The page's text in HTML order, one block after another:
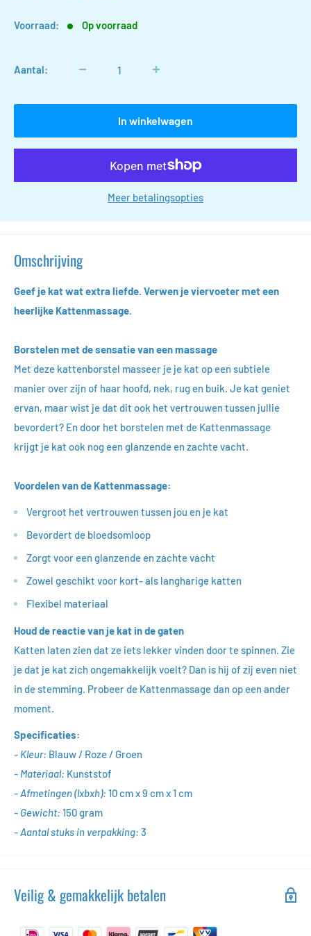
Voorraad: Op voorraad
Aantal:
In winkelwagen
Meer betalingsopties
Omschrijving
Geef je kat wat extra liefde. Verwen je viervoeter met een
heerlijke Kattenmassage.
Borstelen met de sensatie van een massage
Met deze kattenborstel masseer je je kat op een subtiele
manier over zijn of haar hoofd, nek, rug en buik. Je kat geniet
ervan, maar wist je dat dit ook het vertrouwen tussen jullie
bevordert? En door het borstelen met de Kattenmassage
krijgt je kat ook nog een glanzende en zachte vacht.
Voordelen van de Kattenmassage:
Vergroot het vertrouwen tussen jou en je kat
Bevordert de bloedsomloop
Zorgt voor een glanzende en zachte vacht
Zowel geschikt voor kort- als langharige katten
Flexibel materiaal
Houd de reactie van je kat in de gaten
Katten laten zien dat ze iets lekker vinden door te spinnen. Zie
je dat je kat zich ongemakkelijk voelt? Dan is hij of zij even niet
in de stemming. Probeer de Kattenmassage dan op een ander
moment.
Specificaties:
- Kleur: Blauw / Roze / Groen
- Materiaal: Kunststof
- Afmetingen (lxbxh): 10 cm x 9 cm x 1 cm
- Gewicht: 150 gram
- Aantal stuks in verpakking: 3
Veilig & gemakkelijk betalen